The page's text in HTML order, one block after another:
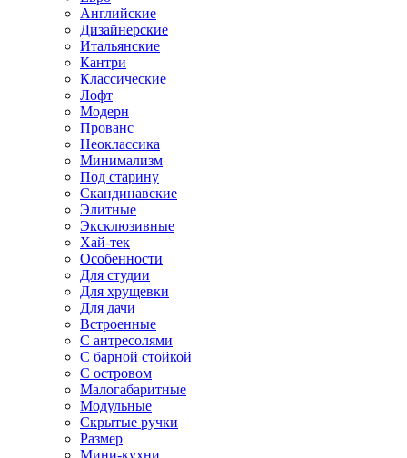
Английские
Дизайнерские
Итальянские
Кантри
Классические
Лофт
Модерн
Прованс
Неоклассика
Минимализм
Под старину
Скандинавские
Элитные
Эксклюзивные
Хай-тек
Особенности
Для студии
Для хрущевки
Для дачи
Встроенные
С антресолями
С барной стойкой
С островом
Малогабаритные
Модульные
Скрытые ручки
Размер
Мини-кухни